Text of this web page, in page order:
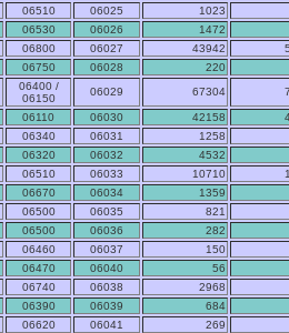
06510 06025
1023
06530 06026
1472
06800 06027 43942
06750 06028
220
06400 /
06150
06029 67304
06110 06030 42158
06340 06031
1258
06320 06032
4532
06510 06033 10710
06670 06034
1359
06500 06035
821
06500 06036
282
06460 06037
150
06470 06040
56
06740 06038
2968
06390 06039
684
06620 06041
269